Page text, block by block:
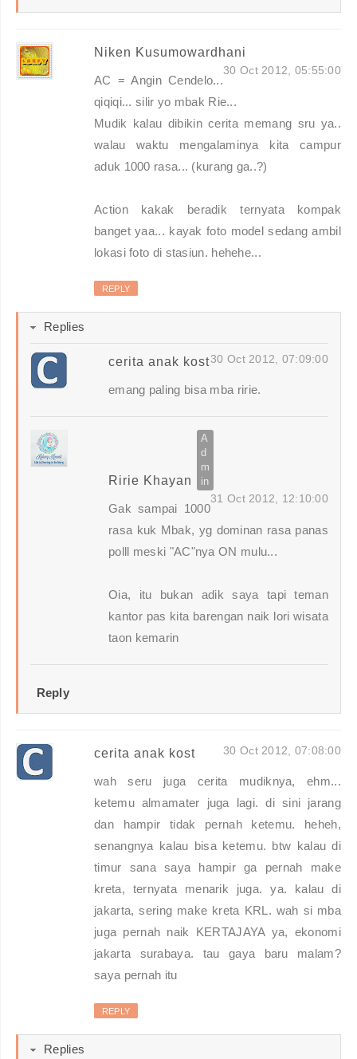
Niken Kusumowardhani
30 Oct 2012, 05:55:00
AC = Angin Cendelo...
qiqiqi... silir yo mbak Rie...
Mudik kalau dibikin cerita memang sru ya..
walau waktu mengalaminya kita campur
aduk 1000 rasa... (kurang ga..?)
Action kakak beradik ternyata kompak
banget yaa... kayak foto model sedang ambil
lokasi foto di stasiun. hehehe...
REPLY
Replies
cerita anak kost30 Oct 2012, 07:09:00
emang paling bisa mba ririe.
Ririe Khayan
31 Oct 2012, 12:10:00
Gak sampai 1000
rasa kuk Mbak, yg dominan rasa panas
polll meski "AC"nya ON mulu...
Oia, itu bukan adik saya tapi teman
kantor pas kita barengan naik lori wisata
taon kemarin
Reply
cerita anak kost 30 Oct 2012, 07:08:00
wah seru juga cerita mudiknya, ehm...
ketemu almamater juga lagi. di sini jarang
dan hampir tidak pernah ketemu. heheh,
senangnya kalau bisa ketemu. btw kalau di
timur sana saya hampir ga pernah make
kreta, ternyata menarik juga. ya. kalau di
jakarta, sering make kreta KRL. wah si mba
juga pernah naik KERTAJAYA ya, ekonomi
jakarta surabaya. tau gaya baru malam?
saya pernah itu
REPLY
Replies